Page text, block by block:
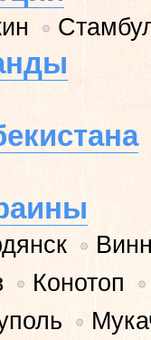
•
•
• Конотоп
•
•